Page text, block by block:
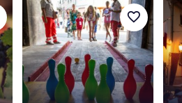
favorite_border